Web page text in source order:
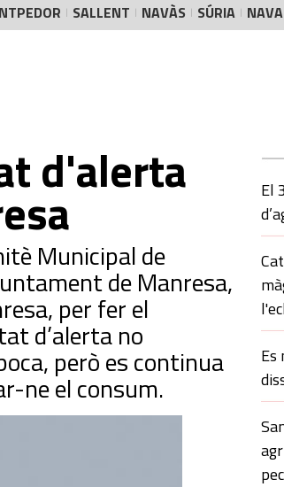
SALLENT NAVÀS SÚRIA
d'alerta
Municipal de
de Manresa,
per fer el
d’alerta no
però es continua
ne el consum.
El
Es